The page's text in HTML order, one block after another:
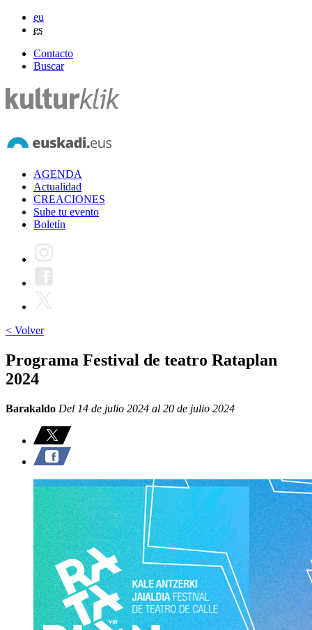
eu
es
Contacto
Buscar
AGENDA
Actualidad
CREACIONES
Sube tu evento
Boletín
< Volver
Programa Festival de teatro Rataplan
2024
Barakaldo Del 14 de julio 2024 al 20 de julio 2024